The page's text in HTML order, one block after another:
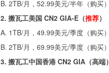
B. 2TB/月，52.99美元/半年（购买）
2. 搬瓦工美国 CN2 GIA-E（推荐）
A. 1TB/月，49.99美元/季度（购买）
B. 2TB/月，69.99美元/季度（购买）
3. 搬瓦工中国香港 CN2 GIA（高端）